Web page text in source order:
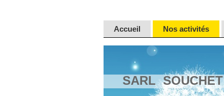
Accueil Nos activités
SARL SOUCHET